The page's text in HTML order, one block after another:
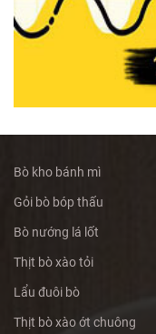
Bò kho bánh mì
Gỏi bò bóp thấu
Bò nướng lá lốt
Thịt bò xào tỏi
Lẩu đuôi bò
Thịt bò xào ớt chuông